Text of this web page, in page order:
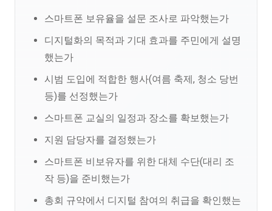
스마트폰 보유율을 설문 조사로 파악했는가
디지털화의 목적과 기대 효과를 주민에게 설명
했는가
시범 도입에 적합한 행사(여름 축제, 청소 당번
등)를 선정했는가
스마트폰 교실의 일정과 장소를 확보했는가
지원 담당자를 결정했는가
스마트폰 비보유자를 위한 대체 수단(대리 조
작 등)을 준비했는가
총회 규약에서 디지털 참여의 취급을 확인했는